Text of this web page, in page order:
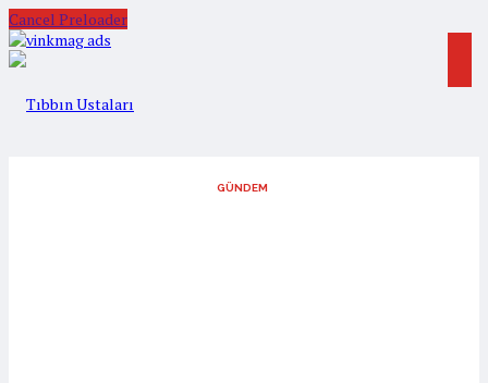
Cancel Preloader
GÜNDEM